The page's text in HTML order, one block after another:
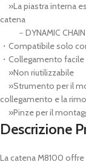
»La piastra interna
catena
－DYNAMIC CHAIN
・Compatibile solo
・Collegamento facile
»Non riutilizzabile
»Strumento per il
collegamento e la
»Pinze per il
Descrizione
La catena M8100